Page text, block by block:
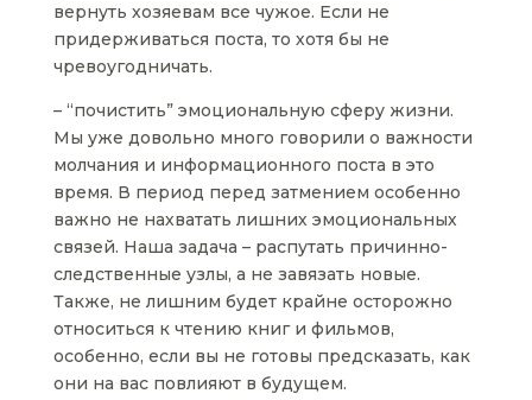
вернуть хозяевам все чужое. Если не
придерживаться поста, то хотя бы не
чревоугодничать.
– “почистить” эмоциональную сферу жизни.
Мы уже довольно много говорили о важности
молчания и информационного поста в это
время. В период перед затмением особенно
важно не нахватать лишних эмоциональных
связей. Наша задача – распутать причинно-
следственные узлы, а не завязать новые.
Также, не лишним будет крайне осторожно
относиться к чтению книг и фильмов,
особенно, если вы не готовы предсказать, как
они на вас повлияют в будущем.